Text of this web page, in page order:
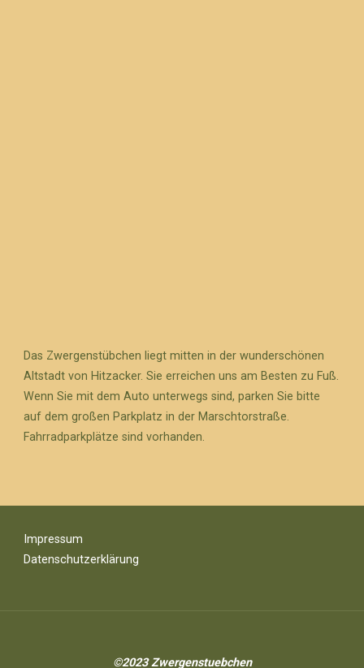
Das Zwergenstübchen liegt mitten in der wunderschönen
Altstadt von Hitzacker. Sie erreichen uns am Besten zu Fuß.
Wenn Sie mit dem Auto unterwegs sind, parken Sie bitte
auf dem großen Parkplatz in der Marschtorstraße.
Fahrradparkplätze sind vorhanden.
Impressum
Datenschutzerklärung
©2023 Zwergenstuebchen